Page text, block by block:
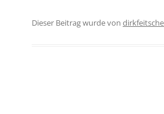
Dieser Beitrag wurdevon